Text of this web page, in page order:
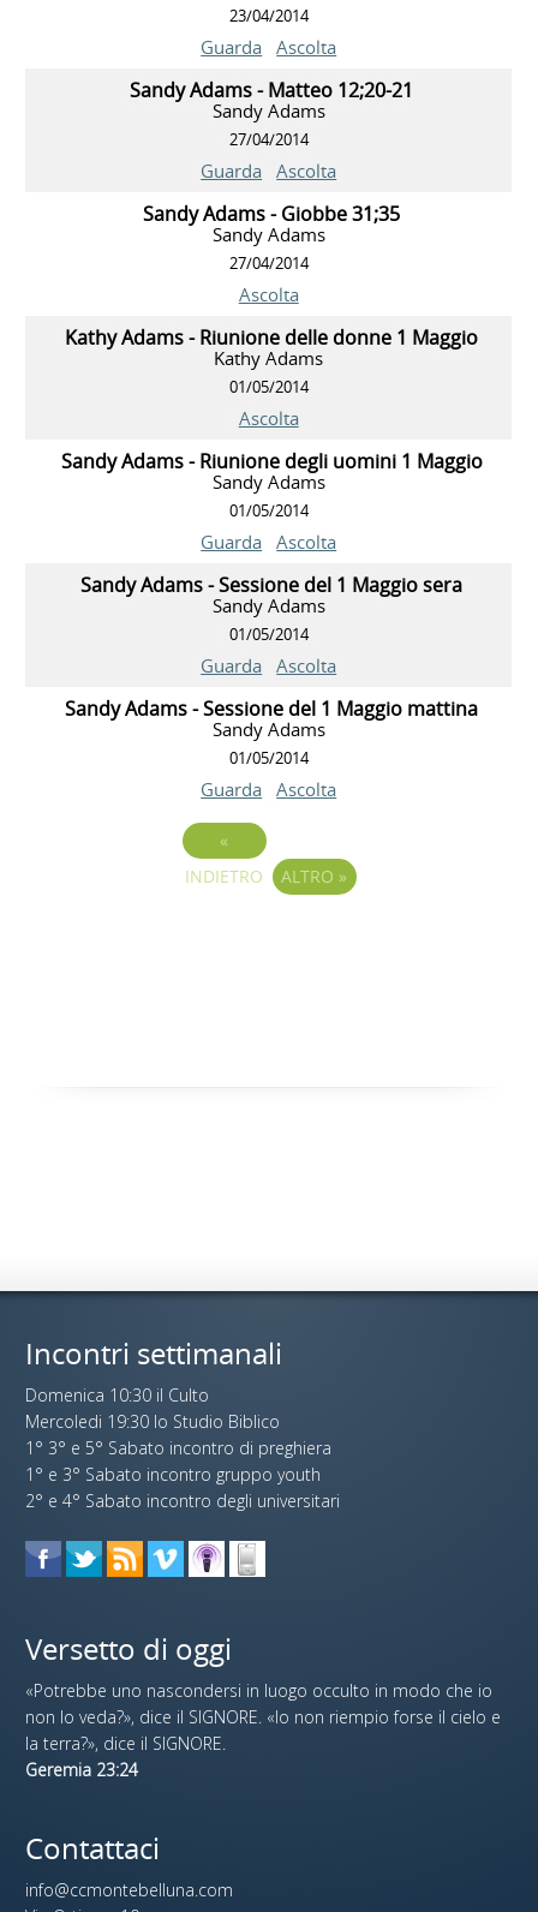
23/04/2014
Guarda Ascolta
Sandy Adams - Matteo 12;20-21
Sandy Adams
27/04/2014
Guarda Ascolta
Sandy Adams - Giobbe 31;35
Sandy Adams
27/04/2014
Ascolta
Kathy Adams - Riunione delle donne 1 Maggio
Kathy Adams
01/05/2014
Ascolta
Sandy Adams - Riunione degli uomini 1 Maggio
Sandy Adams
01/05/2014
Guarda Ascolta
Sandy Adams - Sessione del 1 Maggio sera
Sandy Adams
01/05/2014
Guarda Ascolta
Sandy Adams - Sessione del 1 Maggio mattina
Sandy Adams
01/05/2014
Guarda Ascolta
«
INDIETRO
ALTRO »
Incontri settimanali
Domenica 10:30 il Culto
Mercoledi 19:30 lo Studio Biblico
1° 3° e 5° Sabato incontro di preghiera
1° e 3° Sabato incontro gruppo youth
2° e 4° Sabato incontro degli universitari
Versetto di oggi
«Potrebbe uno nascondersi in luogo occulto in modo che io
non lo veda?», dice il SIGNORE. «Io non riempio forse il cielo e
la terra?», dice il SIGNORE.
Geremia 23:24
Contattaci
info@ccmontebelluna.com